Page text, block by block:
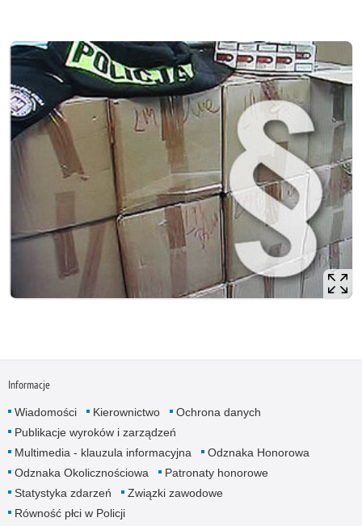
Informacje
Wiadomości Kierownictwo
Ochrona danych
Publikacje wyroków i zarządzeń
Multimedia - klauzula informacyjna
Odznaka Honorowa
Odznaka Okolicznościowa
Patronaty honorowe
Statystyka zdarzeń
Związki zawodowe
Równość płci w Policji